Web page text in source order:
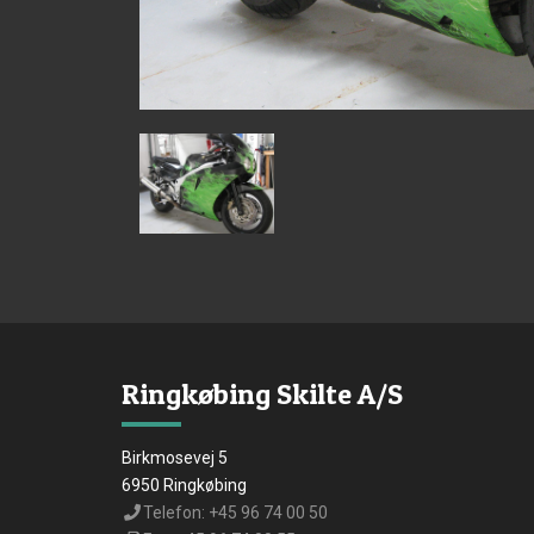
Ringkøbing Skilte A/S
Birkmosevej 5
6950 Ringkøbing
Telefon: +45 96 74 00 50